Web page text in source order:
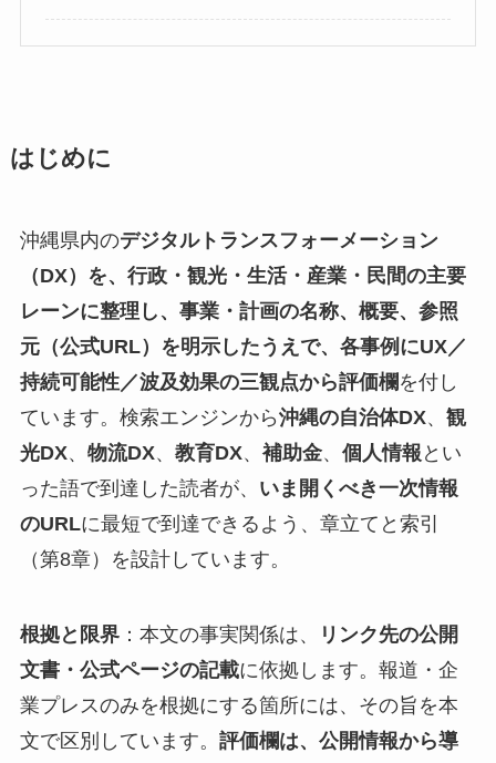
はじめに
沖縄県内のデジタルトランスフォーメーション
（DX）を、行政・観光・生活・産業・民間の主要
レーンに整理し、事業・計画の名称、概要、参照
元（公式URL）を明示したうえで、各事例にUX／
持続可能性／波及効果の三観点から評価欄を付し
ています。検索エンジンから沖縄の自治体DX、 観
光DX、 物流DX、 教育DX、 補助金、 個人情報 とい
った語で到達した読者が、 いま開くべき一次情報
のURLに最短で到達できるよう、章立てと索引
（第8章）を設計しています。
根拠と限界：本文の事実関係は、
リンク先の公開
文書・公式ページの記載に依拠します。報道・企
業プレスのみを根拠にする箇所には、その旨を本
文で区別しています。 評価欄は、公開情報から導